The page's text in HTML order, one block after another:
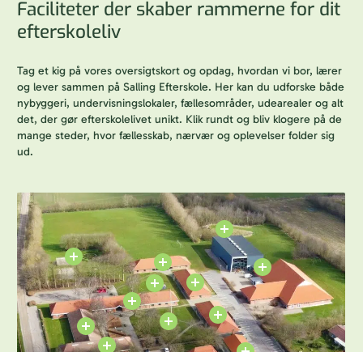
Faciliteter der skaber rammerne for dit
efterskoleliv
Tag et kig på vores oversigtskort og opdag, hvordan vi bor, lærer
og lever sammen på Salling Efterskole. Her kan du udforske både
nybyggeri, undervisningslokaler, fællesområder, udearealer og alt
det, der gør efterskolelivet unikt. Klik rundt og bliv klogere på de
mange steder, hvor fællesskab, nærvær og oplevelser folder sig
ud.